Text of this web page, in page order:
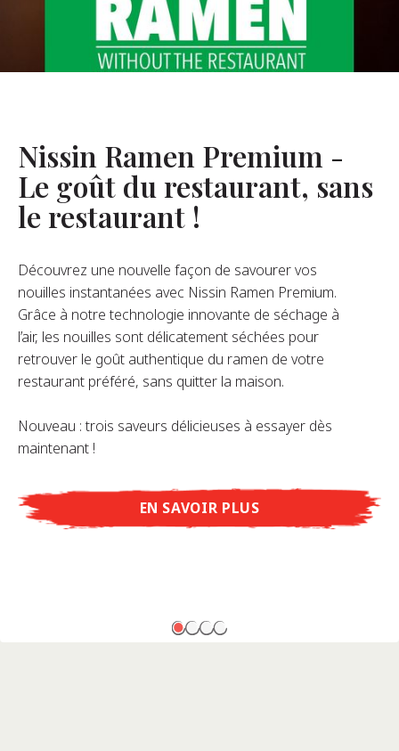
De Nous
FAQ
Nissin Ramen Premium -
Le goût du restaurant, sans
le restaurant !
Découvrez une nouvelle façon de savourer vos
nouilles instantanées avec Nissin Ramen Premium.
Grâce à notre technologie innovante de séchage à
l’air, les nouilles sont délicatement séchées pour
retrouver le goût authentique du ramen de votre
restaurant préféré, sans quitter la maison.
Nouveau : trois saveurs délicieuses à essayer dès
maintenant !
EN SAVOIR PLUS